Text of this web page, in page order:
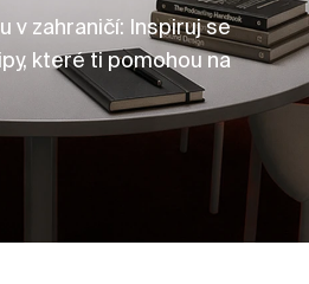
v zahraničí: Inspiruj se
které ti pomohou na